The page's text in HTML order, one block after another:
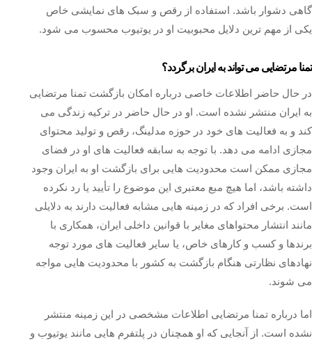
گاهی دشوار باشد. استفاده از رقص و سبک‌ های نمایشی خاص
یکی از مهم‌ ترین دلایل محبوبیت او در یوتیوب محسوب می‌ شود.
تمنا مرتضایی می تواند به ایران برگردد؟
در حال حاضر اطلاعات خاصی درباره امکان بازگشت تمنا مرتضایی
به ایران منتشر نشده است. او در حال حاضر در ترکیه زندگی می‌
کند و به فعالیت‌ های خود در حوزه مدلینگ، رقص و تولید محتوای
مجازی ادامه می‌ دهد. با توجه به سابقه فعالیت‌ های او در فضای
مجازی ممکن است محدودیت‌ هایی برای بازگشت او به ایران وجود
داشته باشد، اما هیچ مبع معتبری این موضوع را تأیید یا رد نکرده
است. برخی افراد که در زمینه‌ هایی مشابه فعالیت دارند به دلایلی
مانند انتشار محتواهای مغایر با قوانین داخلی ایران، همکاری با
برندها و کسب‌ و کارهای خاص، یا سایر فعالیت‌ های مورد توجه
نهادهای نظارتی هنگام بازگشت به کشور با محدودیت‌ هایی مواجه
می‌ شوند.
اما درباره تمنا مرتضایی اطلاعات مشخصی در این زمینه منتشر
نشده است. از آنجایی که او همچنان در پلتفرم‌ هایی مانند یوتیوب و